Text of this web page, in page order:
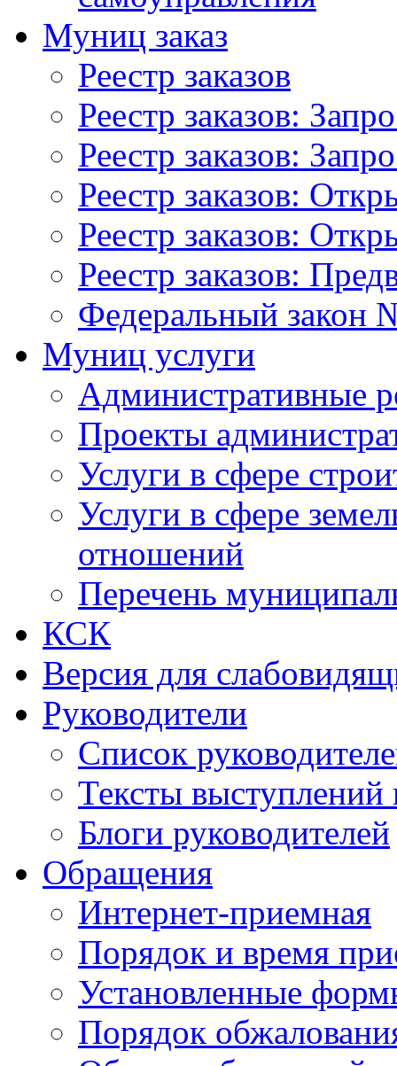
Муниц заказ
Реестр заказов
Реестр заказов:
Реестр заказов:
Реестр заказов:
Реестр заказов:
Реестр заказов:
Федеральный закон
Муниц услуги
Административные
Проекты
Услуги в сфере
Услуги в сфере
отношений
Перечень
КСК
Версия для
Руководители
Список
Тексты выступлений
Блоги руководителей
Обращения
Интернет-приемная
Порядок и время
Установленные
Порядок